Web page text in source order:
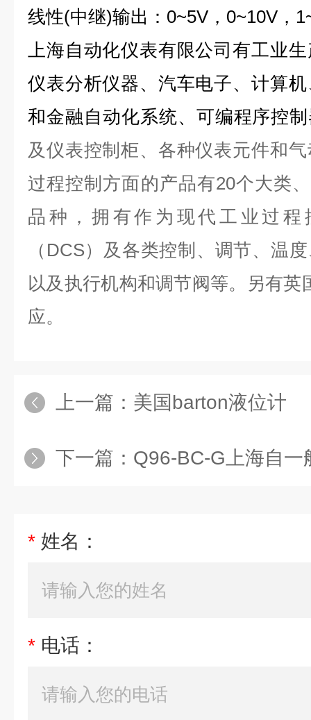
线性(中继)输出：0~5V，0~10V，
上海自动化仪表有限公司有工业
仪表分析仪器、汽车电子、计算
和金融自动化系统、可编程序控
及仪表控制柜、各种仪表元件和
过程控制方面的产品有20个大类
品种，拥有作为现代工业过
（DCS）及各类控制、调节、温
以及执行机构和调节阀等。另有英
应。
上一篇： 美国barton液位计
下一篇： Q96-BC-G上海自一船用
* 姓名：
* 电话：